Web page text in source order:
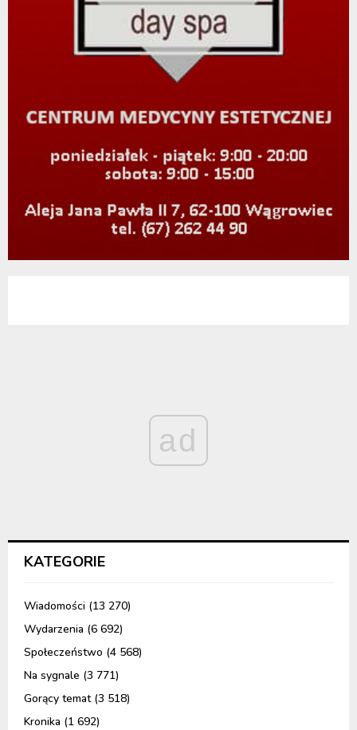
ad
KATEGORIE
Wiadomości (13 270)
Wydarzenia (6 692)
Społeczeństwo (4 568)
Na sygnale (3 771)
Gorący temat(3 518)
Kronika (1 692)